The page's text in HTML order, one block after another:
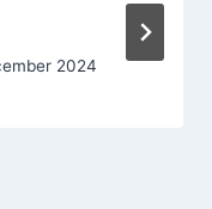
2024